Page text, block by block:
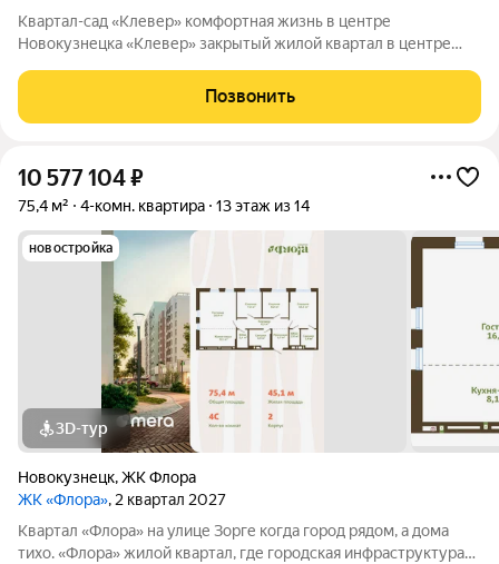
Квартал-сад «Клевер» комфортная жизнь в центре
Новокузнецка «Клевер» закрытый жилой квартал в центре
Продуманная инфраструктура, двор без машин и
благоустроенная территория создают
Позвонить
10 577 104₽
75,4 м² 4-комн. квартира 13 этаж из 14
новостройка
3D-тур
Новокузнецк,ЖК Флора
ЖК «Флора», 2 квартал 2027
Квартал «Флора» на улице Зорге когда город рядом, а дома
тихо. «Флора» жилой квартал, где городская инфраструктура